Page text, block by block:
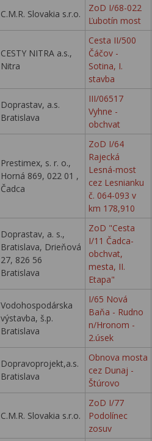
C.M.R. Slovakia s.r.o.
ZoD I/68-022
Ľubotín most
CESTY NITRA a.s.,
Nitra
Cesta II/500
Čáčov -
Sotina, I.
stavba
Doprastav, a.s.
Bratislava
III/06517
Vyhne -
obchvat
Prestimex, s. r. o.,
Horná 869, 022 01 ,
Čadca
ZoD I/64
Rajecká
Lesná-most
cez Lesnianku
č. 064-093 v
km 178,910
Doprastav, a. s.,
Bratislava, Drieňová
27, 826 56
Bratislava
ZoD "Cesta
I/11 Čadca-
obchvat,
mesta, II.
Etapa"
Vodohospodárska
výstavba, š.p.
Bratislava
I/65 Nová
Baňa - Rudno
n/Hronom -
2.úsek
Dopravoprojekt,a.s.
Bratislava
Obnova mosta
cez Dunaj -
Štúrovo
C.M.R. Slovakia s.r.o.
ZoD I/77
Podolínec
zosuv